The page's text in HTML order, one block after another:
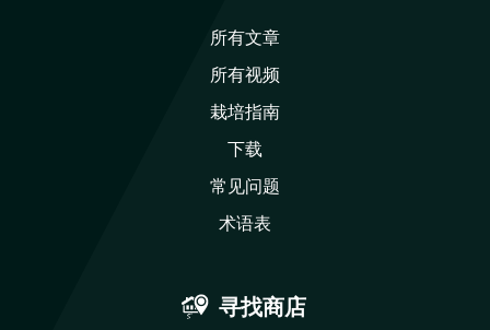
所有文章
所有视频
栽培指南
下载
常见问题
术语表
寻找商店